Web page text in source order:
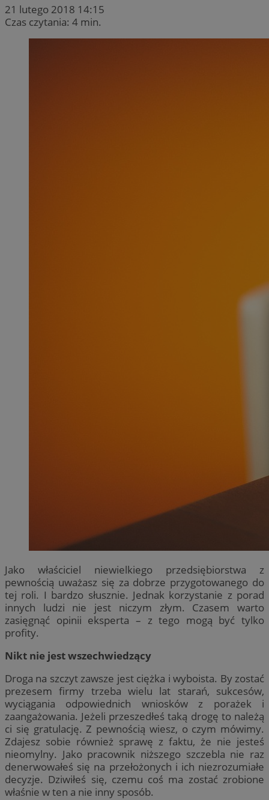
21 lutego 2018 14:15
Czas czytania: 4 min.
Jako właściciel niewielkiego przedsiębiorstwa z
pewnością uważasz się za dobrze przygotowanego do
tej roli. I bardzo słusznie. Jednak korzystanie z porad
innych ludzi nie jest niczym złym. Czasem warto
zasięgnąć opinii eksperta – z tego mogą być tylko
profity.
Nikt nie jest wszechwiedzący
Droga na szczyt zawsze jest ciężka i wyboista. By zostać
prezesem firmy trzeba wielu lat starań, sukcesów,
wyciągania odpowiednich wniosków z porażek i
zaangażowania. Jeżeli przeszedłeś taką drogę to należą
ci się gratulację. Z pewnością wiesz, o czym mówimy.
Zdajesz sobie również sprawę z faktu, że nie jesteś
nieomylny. Jako pracownik niższego szczebla nie raz
denerwowałeś się na przełożonych i ich niezrozumiałe
decyzje. Dziwiłeś się, czemu coś ma zostać zrobione
właśnie w ten a nie inny sposób.